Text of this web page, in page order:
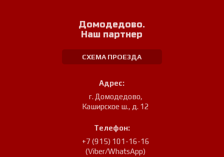
Домодедово.
Наш партнер
СХЕМА ПРОЕЗДА
Адрес:
г. Домодедово,
Каширское ш., д. 12
Телефон:
+7 (915) 101-16-16
(Viber/WhatsApp)